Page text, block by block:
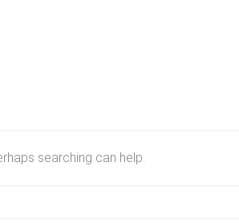
searching can help.